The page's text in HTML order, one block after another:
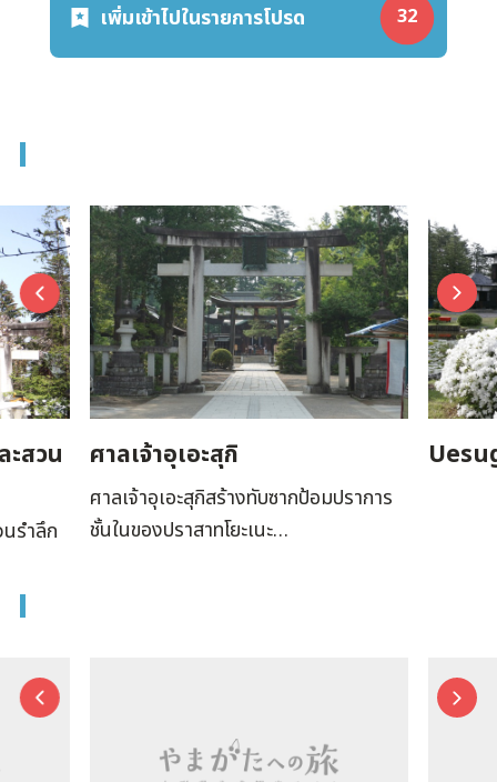
เพิ่มเข้าไปในรายการโปรด
ะสวน
รำลึก
ศาลเจ้าอุเอะสุกิ
ศาลเจ้าอุเอะสุกิสร้างทับซากป้อมปราการ
ชั้นในของปราสาทโยะเนะ…